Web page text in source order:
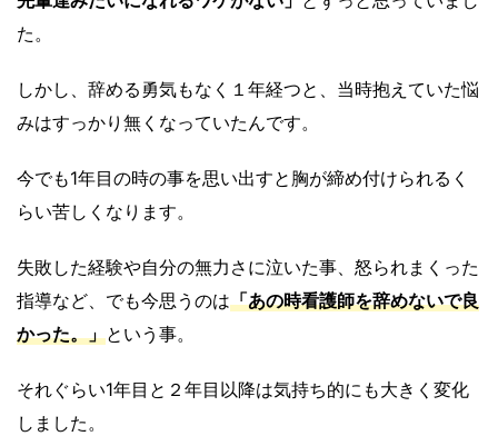
た。
しかし、辞める勇気もなく１年経つと、当時抱えていた悩
みはすっかり無くなっていたんです。
今でも1年目の時の事を思い出すと胸が締め付けられるく
らい苦しくなります。
失敗した経験や自分の無力さに泣いた事、怒られまくった
指導など、でも今思うのは「あの時看護師を辞めないで良
かった。」という事。
それぐらい1年目と２年目以降は気持ち的にも大きく変化
しました。